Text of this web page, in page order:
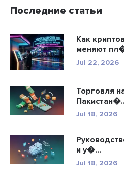
Последние статьи
Как
меняют
Jul 22, 2026
Торговля
Jul 18, 2026
и у�...
Jul 18, 2026